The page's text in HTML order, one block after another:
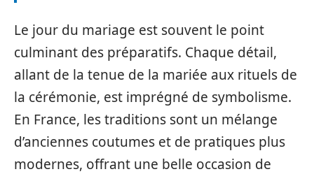
Le jour du mariage est souvent le point
culminant des préparatifs. Chaque détail,
allant de la tenue de la mariée aux rituels de
la cérémonie, est imprégné de symbolisme.
En France, les traditions sont un mélange
d’anciennes coutumes et de pratiques plus
modernes, offrant une belle occasion de